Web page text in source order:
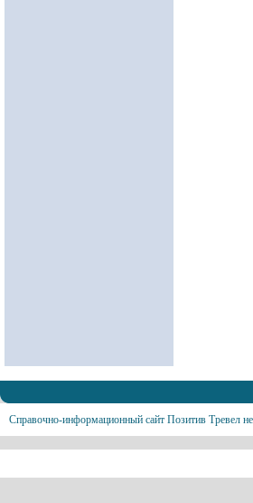
Справочно-информационный сайт Позитив Тревел